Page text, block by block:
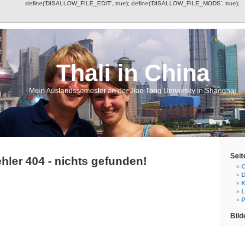
define('DISALLOW_FILE_EDIT', true); define('DISALLOW_FILE_MODS', true);
Thali in China
Mein Auslandssemester an der Jiao Tong University in Shanghai
404 - nichts gefunden!